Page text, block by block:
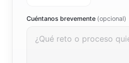
Cuéntanos brevemente (opcional)